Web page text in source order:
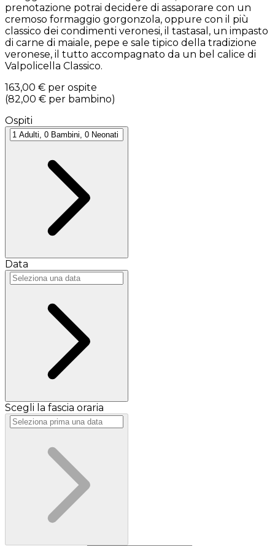
prenotazione potrai decidere di assaporare con un
cremoso formaggio gorgonzola, oppure con il più
classico dei condimenti veronesi, il tastasal, un impasto
di carne di maiale, pepe e sale tipico della tradizione
veronese, il tutto accompagnato da un bel calice di
Valpolicella Classico.
163,00 € per ospite
(82,00 € per bambino)
Ospiti
Data
Scegli la fascia oraria